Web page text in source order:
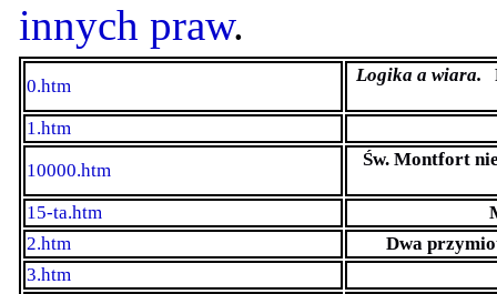
innych praw.
0.htm
Logika a wiara.
1.htm
10000.htm
Św. Montfort
15-ta.htm
2.htm
Dwa
3.htm